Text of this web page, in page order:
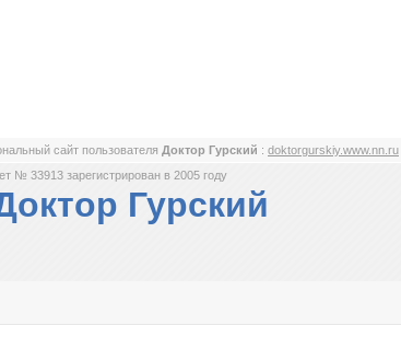
сайт пользователя Доктор Гурский : doktorgurskiy.www.nn.ru
№ 33913 зарегистрирован в 2005 году
Гурский